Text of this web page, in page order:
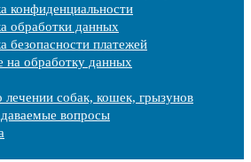
конфиденциальности
обработки данных
безопасности платежей
на обработку данных
лечении собак, кошек, грызунов
вопросы